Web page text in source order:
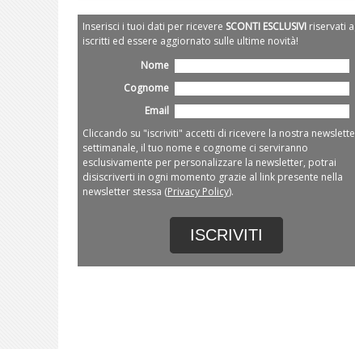
Inserisci i tuoi dati per ricevere SCONTI ESCLUSIVIriservati
iscritti ed essere aggiornato sulle ultime novità!
Nome
Cognome
Email
Cliccando su "iscriviti" accetti di ricevere la nostra
settimanale, il tuo nome e cognome ci serviranno
esclusivamente per personalizzare la newsletter, potrai
disiscriverti in ogni momento grazie al link presente nella
newsletter stessa (Privacy Policy).
ISCRIVITI